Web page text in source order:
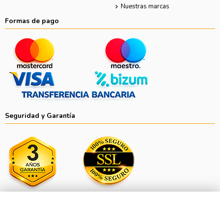
Nuestras marcas
Formas de pago
Seguridad y Garantía